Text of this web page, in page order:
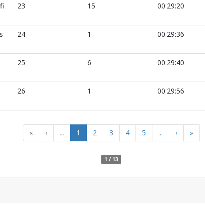
23 15 00:29:20
24 1 00:29:36
25 6 00:29:40
26 1 00:29:56
« ‹ ... 1 2 3 4 5 ... › »
1 / 13